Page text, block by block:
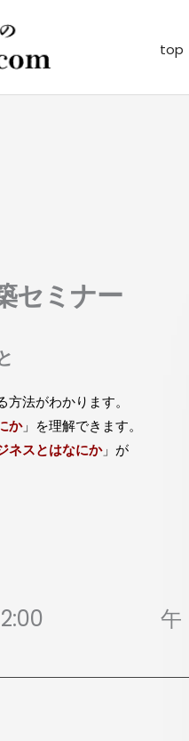
top
セミナー
方法がわかります。
か」を理解できます。
ネスとはなにか」が
〜12:00 午